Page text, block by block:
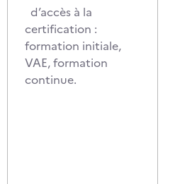
d’accès à la
certification :
formation initiale,
VAE, formation
continue.